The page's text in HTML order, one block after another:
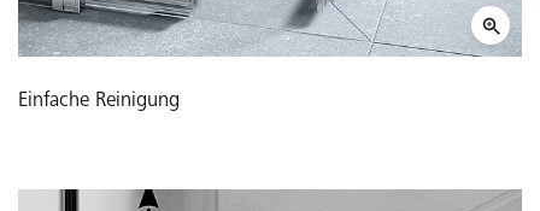
Einfache Reinigung